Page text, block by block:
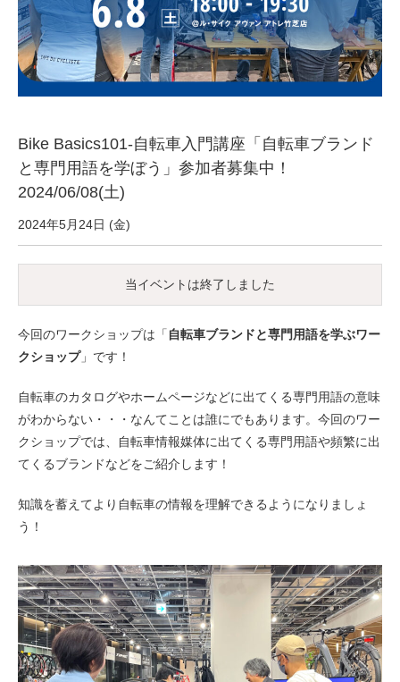
盗難保証
オリジナル自転車
PB全車種カタログ
Norwayシリーズ
eVita
コンテンツ
店舗ブログ
イベント
メディア
求人情報
Bike Basics101-自転車入門講座「自転車ブランド
と専門用語を学ぼう」参加者募集中！
2024/06/08(土)
2024年5月24日 (金)
当イベントは終了しました
今回のワークショップは「 自転車ブランドと専門用語を学ぶワー
クショップ」です！
自転車のカタログやホームページなどに出てくる専門用語の意味
がわからない・・・なんてことは誰にでもあります。今回のワー
クショップでは、自転車情報媒体に出てくる専門用語や頻繁に出
てくるブランドなどをご紹介します！
知識を蓄えてより自転車の情報を理解できるようになりましょ
う！